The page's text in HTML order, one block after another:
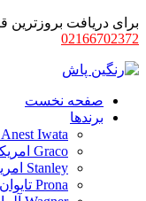
برای دریافت
02166702372
صفحه نخست
برندها
Anest Iwata ژاپن
Graco امریکا
Stanley امریکا
Prona تایوان